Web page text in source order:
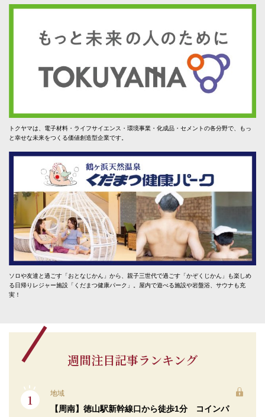
トクヤマは、電子材料・ライフサイエンス・環境事業・化成品・セメントの各分野で、もっ
と幸せな未来をつくる価値創造型企業です。
ソロや友達と過ごす「おとなじかん」から、親子三世代で過ごす「かぞくじかん」も楽しめ
る日帰りレジャー施設「くだまつ健康パーク」。屋内で遊べる施設や岩盤浴、サウナも充
実！
週間注目記事ランキング
地域
【周南】徳山駅新幹線口から徒歩1分 コインパ